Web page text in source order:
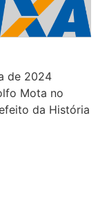
de 2024
Mota no
da História